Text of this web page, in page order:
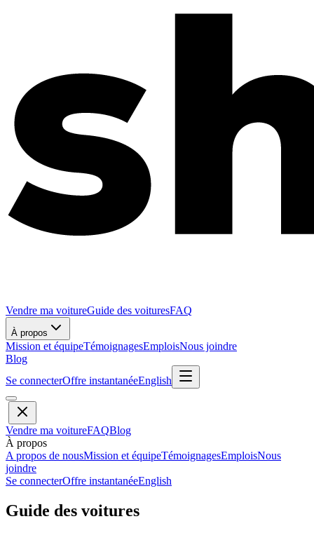
Vendre ma voitureGuide des voituresFAQ
À propos
Mission et équipeTémoignagesEmploisNous joindre
Blog
Se connecterOffre instantanéeEnglish
Vendre ma voitureFAQBlog
À propos
A propos de nousMission et équipeTémoignagesEmploisNous
joindre
Se connecterOffre instantanéeEnglish
Guide des voitures